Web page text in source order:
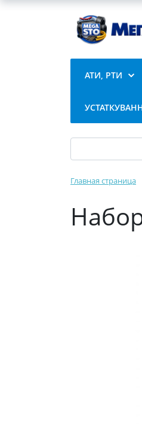
АТИ, РТИ
Главная страница